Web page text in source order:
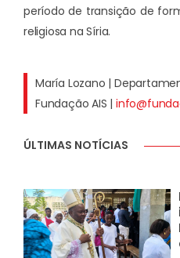
período de transição de
religiosa na Síria.
María Lozano |
Fundação AIS |
ÚLTIMAS NOTÍCIAS